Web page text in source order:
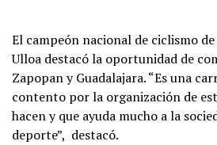
El campeón nacional de ciclismo
Ulloa destacó la oportunidad de
Zapopan y Guadalajara. “Es una
contento por la organización de
hacen y que ayuda mucho a la
deporte”, destacó.